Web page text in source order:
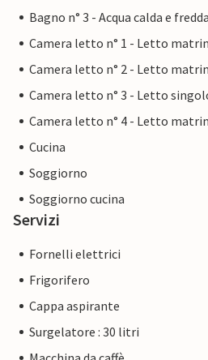
Bagno n° 3 - Acqua calda e
Camera letto n° 1 - Letto
Camera letto n° 2 - Letto
Camera letto n° 3 - Letto
Camera letto n° 4 - Letto
Cucina
Soggiorno
Soggiorno cucina
Servizi
Fornelli elettrici
Frigorifero
Cappa aspirante
Surgelatore : 30 litri